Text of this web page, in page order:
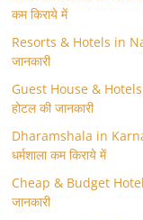
कम किराये में
Resorts & Hotels in
जानकारी
Guest House & Hotels
होटल की जानकारी
Dharamshala in Karnal
धर्मशाला कम किराये में
Cheap & Budget
जानकारी